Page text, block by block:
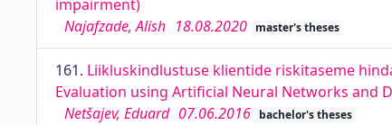
impairment)
Najafzade, Alish 18.08.2020 master's theses
161. Liikluskindlustuse klientide riskitaseme
Evaluation using Artificial Neural Networks and
Netšajev, Eduard 07.06.2016 bachelor's theses